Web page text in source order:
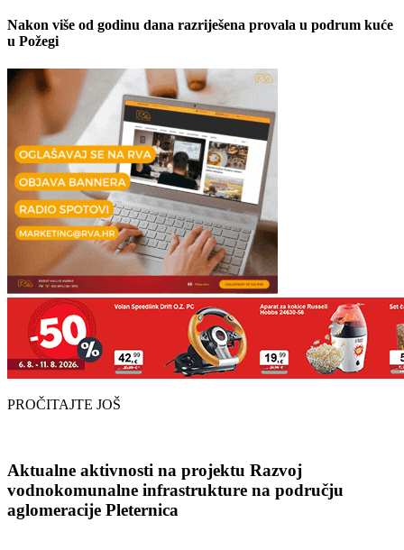
Nakon više od godinu dana razriješena provala u podrum kuće
u Požegi
PROČITAJTE JOŠ
Aktualne aktivnosti na projektu Razvoj
vodnokomunalne infrastrukture na području
aglomeracije Pleternica